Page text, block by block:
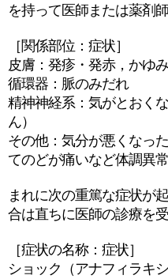
を持って医師または薬剤
［関係部位：症状］
皮膚：発疹・発赤，かゆ
循環器：脈のみだれ
精神神経系：気がとおく
ん）
その他：気分が悪くなっ
てのどが痛いなど体調異
まれに次の重篤な症状が
合は直ちに医師の診療を
［症状の名称：症状］
ショック（アナフィラキ